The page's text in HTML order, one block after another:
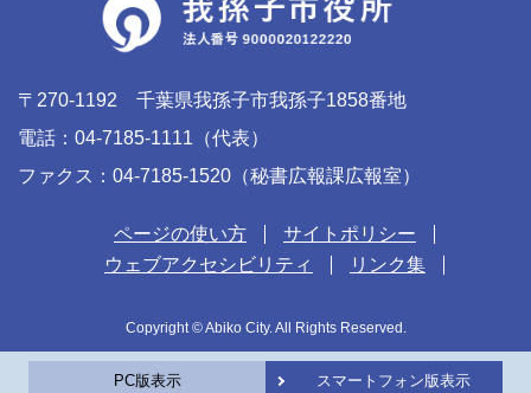
〒270-1192 千葉県我孫子市我孫子1858番地
電話：04-7185-1111（代表）
ファクス：04-7185-1520（秘書広報課広報室）
ページの使い方
サイトポリシー
ウェブアクセシビリティ
リンク集
Copyright © Abiko City. All Rights Reserved.
PC版表示 スマートフォン版表示